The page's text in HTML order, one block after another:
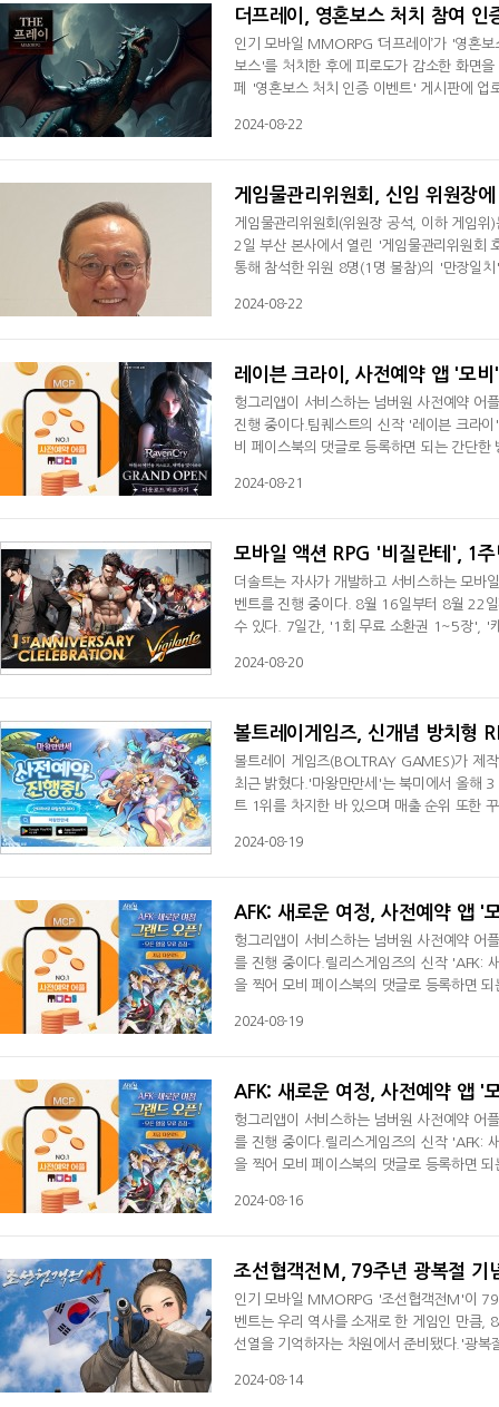
더프레이, 영혼보스 처치 참여 인
인기 모바일 MMORPG ‘더프레이’가 '영혼
보스'를 처치한 후에 피로도가 감소한 화면
페 '영혼보스 처치 인증 이벤트' 게시판에 업
장식)날개' 등을 선물할 예정이다. 당첨자 발
2024-08-22
게임물관리위원회, 신임 위원장
게임물관리위원회(위원장 공석, 이하 게임
2일 부산 본사에서 열린 '게임물관리위원회
통해 참석한 위원 8명(1명 불참)의 '만장일
내 인디 게임 활성화에 기여한 것으로 평가
2024-08-22
레이븐 크라이, 사전예약 앱 '모
헝그리앱이 서비스하는 넘버원 사전예약 어
진행 중이다.팀퀘스트의 신작 '레이븐 크라
비 페이스북의 댓글로 등록하면 되는 간단
인 포인트)를 증정한다.사전예약 어플리케
2024-08-21
모바일 액션 RPG '비질란테', 1
더솔트는 자사가 개발하고 서비스하는 모바
벤트를 진행 중이다. 8월 16일부터 8월 22일까지 진행되는 출석 이벤트는 매일 게임에 접속한 후 우편함을 통해 수령할
수 있다. 7일간, '1회 무료 소환권 1~5장', '
을 받을 수 있다. 특히 신규 유저에게는 10
2024-08-20
볼트레이게임즈, 신개념 방치형
볼트레이 게임즈(BOLTRAY GAMES)가 제
최근 밝혔다.'마왕만만세'는 북미에서 올해
트 1위를 차지한 바 있으며 매출 순위 또한
끌고 모험을 떠나는 수집형 RPG 게임이다.
2024-08-19
AFK: 새로운 여정, 사전예약 앱 '
헝그리앱이 서비스하는 넘버원 사전예약 어
를 진행 중이다.릴리스게임즈의 신작 'AFK:
을 찍어 모비 페이스북의 댓글로 등록하면
MCP(모비코인 포인트)를 증정한다.사전예
2024-08-19
AFK: 새로운 여정, 사전예약 앱 '
헝그리앱이 서비스하는 넘버원 사전예약 어
를 진행 중이다.릴리스게임즈의 신작 'AFK:
을 찍어 모비 페이스북의 댓글로 등록하면
MCP(모비코인 포인트)를 증정한다.사전예
2024-08-16
조선협객전M, 79주년 광복절 기
인기 모바일 MMORPG '조선협객전M'이
벤트는 우리 역사를 소재로 한 게임인 만큼,
선열을 기억하자는 차원에서 준비됐다.'광
는다. 계정 단위 이벤트로 활성화 시, 다른
2024-08-14